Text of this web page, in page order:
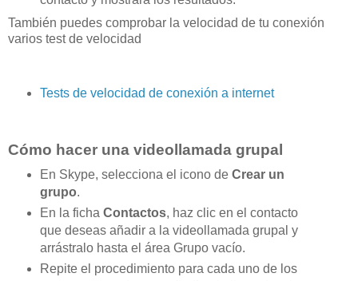
También puedes comprobar la velocidad de tu conexión
varios test de velocidad
Tests de velocidad de conexión a internet
Cómo hacer una videollamada grupal
En Skype, selecciona el icono de Crear un
grupo.
En la ficha Contactos, haz clic en el contacto
que deseas añadir a la videollamada grupal y
arrástralo hasta el área Grupo vacío.
Repite el procedimiento para cada uno de los